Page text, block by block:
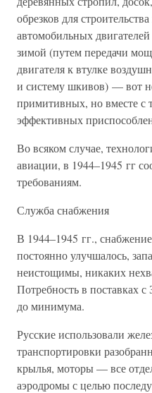
обрезков для
автомобильных двигателей
зимой (путем передачи
двигателя к втулке
и систему шкивов) — вот
примитивных, но вместе с
эффективных
Во всяком случае,
авиации, в 1944–1945 гг
требованиям.
Служба снабжения
В 1944–1945 гг.,
постоянно улучшалось,
неистощимы, никаких
Потребность в поставках
до минимума.
Русские использовали
транспортировки
крылья, моторы — все
аэродромы с целью